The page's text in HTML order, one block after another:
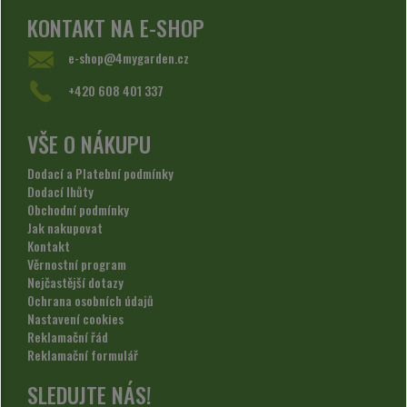
KONTAKT NA E-SHOP
e-shop@4mygarden.cz
+420 608 401 337
VŠE O NÁKUPU
Dodací a Platební podmínky
Dodací lhůty
Obchodní podmínky
Jak nakupovat
Kontakt
Věrnostní program
Nejčastější dotazy
Ochrana osobních údajů
Nastavení cookies
Reklamační řád
Reklamační formulář
SLEDUJTE NÁS!